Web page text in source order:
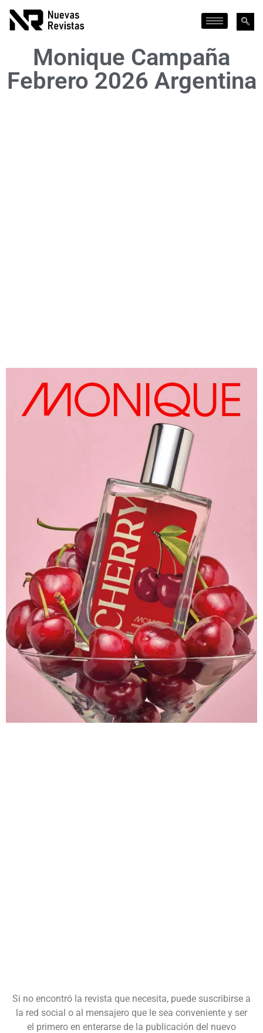
Monique Campaña
Febrero 2026 Argentina
Si no encontró la revista que necesita, puede suscribirse a
la red social o al mensajero que le sea conveniente y ser
el primero en enterarse de la publicación del nuevo